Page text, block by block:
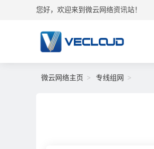
您好，欢迎来到微云网络资讯站！
微云网络主页 专线组网